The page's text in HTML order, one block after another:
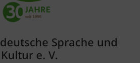
Sprache und
Kultur e. V.